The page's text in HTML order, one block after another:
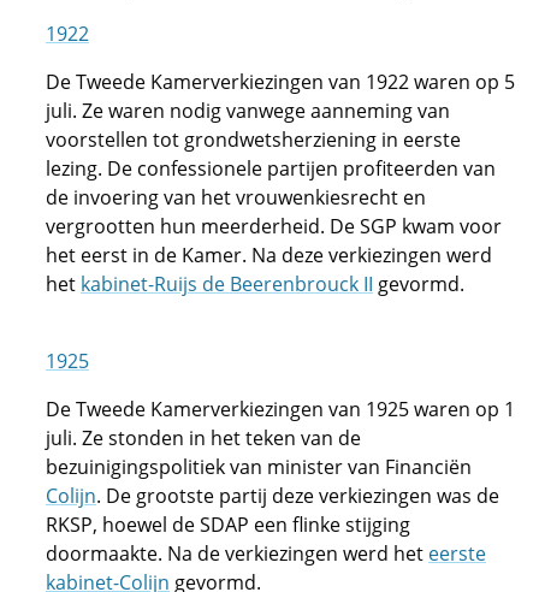
1922
De Tweede Kamerverkiezingen van 1922 waren op 5
juli. Ze waren nodig vanwege aanneming van
voorstellen tot grondwetsherziening in eerste
lezing. De confessionele partijen profiteerden van
de invoering van het vrouwenkiesrecht en
vergrootten hun meerderheid. De SGP kwam voor
het eerst in de Kamer. Na deze verkiezingen werd
het kabinet-Ruijs de Beerenbrouck II gevormd.
1925
De Tweede Kamerverkiezingen van 1925 waren op 1
juli. Ze stonden in het teken van de
bezuinigingspolitiek van minister van Financiën
Colijn. De grootste partij deze verkiezingen was de
RKSP, hoewel de SDAP een flinke stijging
doormaakte. Na de verkiezingen werd het eerste
kabinet-Colijn gevormd.